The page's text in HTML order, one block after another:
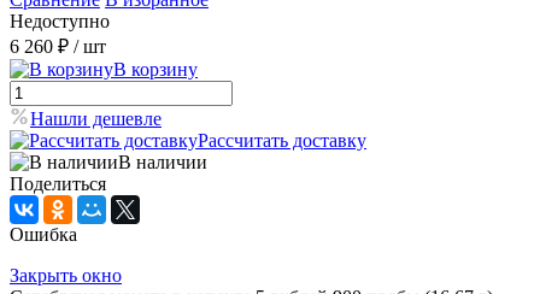
Недоступно
6 260 ₽ / шт
В корзину
Нашли дешевле
Рассчитать доставку
В наличии
Поделиться
Ошибка
Закрыть окно